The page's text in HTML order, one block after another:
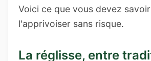
Voici ce que vous devez
l'apprivoiser sans risque.
La réglisse, entre